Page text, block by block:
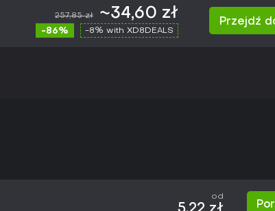
257,85 zł ~34,60 zł
-86% -8% with XD8DEALS
Przejdź
od